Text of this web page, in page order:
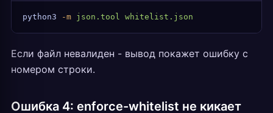
python3 -m json.tool whitelist.json
Если файл невалиден - вывод покажет ошибку с
номером строки.
Ошибка 4: enforce-whitelist не кикает